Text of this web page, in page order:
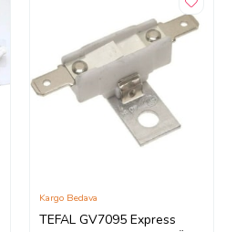
TEFAL GV7095 Express
Kargo Bedava